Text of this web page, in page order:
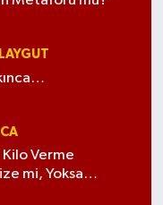
Verme
mi, Yoksa